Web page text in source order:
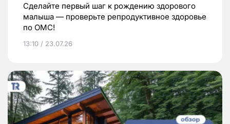
Сделайте первый шаг к рождению здорового
малыша — проверьте репродуктивное здоровье
по ОМС!
13:10 / 23.07.26